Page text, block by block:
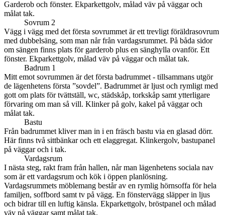
Garderob och fönster. Ekparkettgolv, målad väv på väggar och
målat tak.
Sovrum 2
Vägg i vägg med det första sovrummet är ett trevligt föräldrasovrum
med dubbelsäng, som man når från vardagsrummet. På båda sidor
om sängen finns plats för garderob plus en sänghylla ovanför. Ett
fönster. Ekparkettgolv, målad väv på väggar och målat tak.
Badrum 1
Mitt emot sovrummen är det första badrummet - tillsammans utgör
de lägenhetens första ”sovdel”. Badrummet är ljust och rymligt med
gott om plats för tvättställ, wc, städskåp, torkskåp samt ytterligare
förvaring om man så vill. Klinker på golv, kakel på väggar och
målat tak.
Bastu
Från badrummet kliver man in i en fräsch bastu via en glasad dörr.
Här finns två sittbänkar och ett elaggregat. Klinkergolv, bastupanel
på väggar och i tak.
Vardagsrum
I nästa steg, rakt fram från hallen, når man lägenhetens sociala nav
som är ett vardagsrum och kök i öppen planlösning.
Vardagsrummets möblemang består av en rymlig hörnsoffa för hela
familjen, soffbord samt tv på vägg. En fönstervägg släpper in ljus
och bidrar till en luftig känsla. Ekparkettgolv, bröstpanel och målad
väv på väggar samt målat tak.